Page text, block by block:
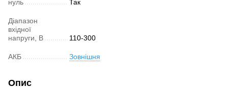
нуль
Так
Діапазон
вхідної
напруги, В
110-300
АКБ Зовнішня
Опис